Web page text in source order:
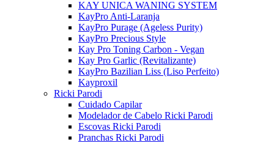
KAY UNICA WANING SYSTEM
KayPro Anti-Laranja
KayPro Purage (Ageless Purity)
KayPro Precious Style
Kay Pro Toning Carbon - Vegan
Kay Pro Garlic (Revitalizante)
KayPro Bazilian Liss (Liso Perfeito)
Kayproxil
Ricki Parodi
Cuidado Capilar
Modelador de Cabelo Ricki Parodi
Escovas Ricki Parodi
Pranchas Ricki Parodi